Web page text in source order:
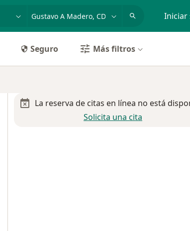
Iniciar
Seguro Más filtros
La reserva de citas en línea no está
Solicita una cita